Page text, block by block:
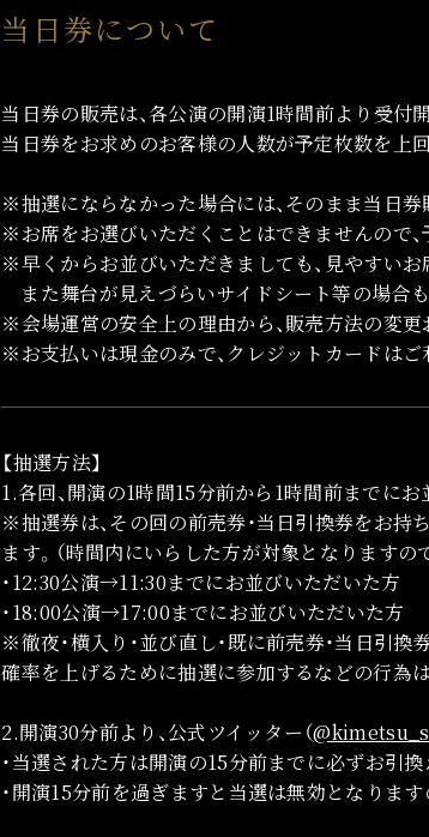
当日券について
当日券の販売は、各公演の開演1時間前より受付
当日券をお求めのお客様の人数が予定枚数を上
※抽選にならなかった場合には、そのまま当日券
※お席をお選びいただくことはできませんので、
※早くからお並びいただきましても、見やすい
また舞台が見えづらいサイドシート等の場合も
※会場運営の安全上の理由から、販売方法の変
※お支払いは現金のみで、クレジットカードはご
【抽選方法】
1.各回、開演の1時間15分前から1時間前までにお
※抽選券は、その回の前売券・当日引換券をお持
ます。（時間内にいらした方が対象となりますの
・12:30公演→11:30までにお並びいただいた方
・18:00公演→17:00までにお並びいただいた方
※徹夜・横入り・並び直し・既に前売券・当日引
確率を上げるために抽選に参加するなどの行為
2.開演30分前より、公式ツイッター（
・当選された方は開演の15分前までに必ずお引換
・開演15分前を過ぎますと当選は無効となります